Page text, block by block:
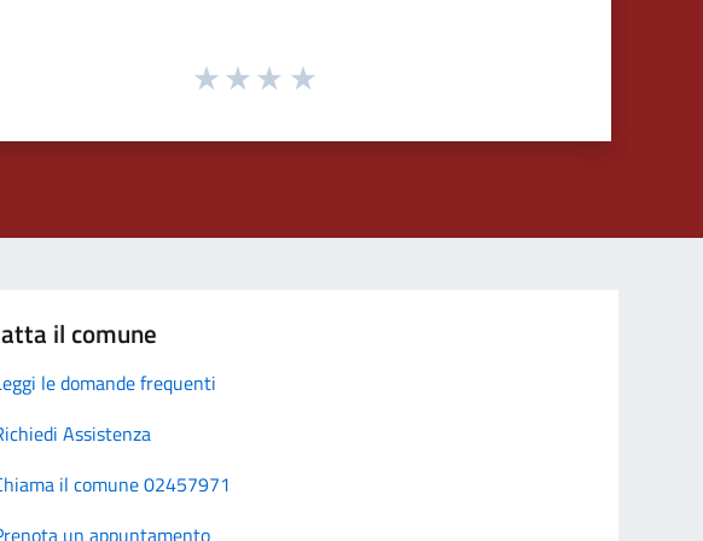
il comune
le domande frequenti
Assistenza
il comune 02457971
un appuntamento